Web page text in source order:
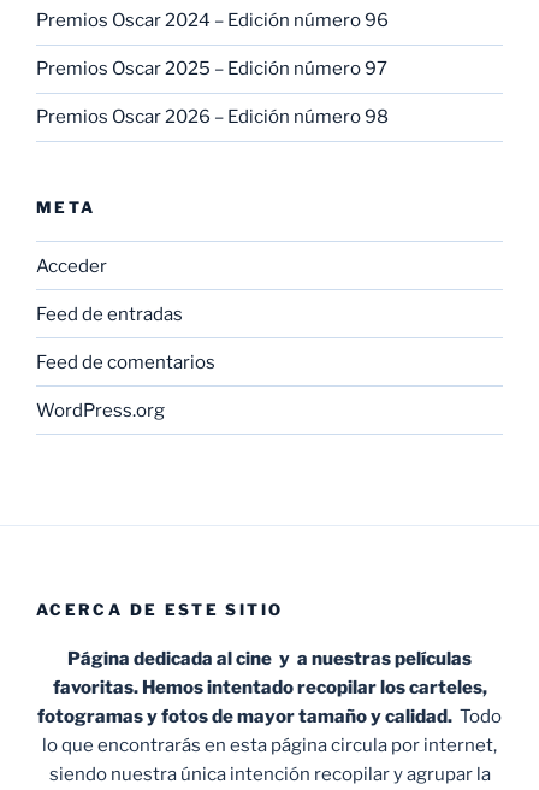
Premios Oscar 2024 – Edición número 96
Premios Oscar 2025 – Edición número 97
Premios Oscar 2026 – Edición número 98
META
Acceder
Feed de entradas
Feed de comentarios
WordPress.org
ACERCA DE ESTE SITIO
Página dedicada al cine y a nuestras películas
favoritas. Hemos intentado recopilar los carteles,
fotogramas y fotos de mayor tamaño y calidad. Todo
lo que encontrarás en esta página circula por internet,
siendo nuestra única intención recopilar y agrupar la